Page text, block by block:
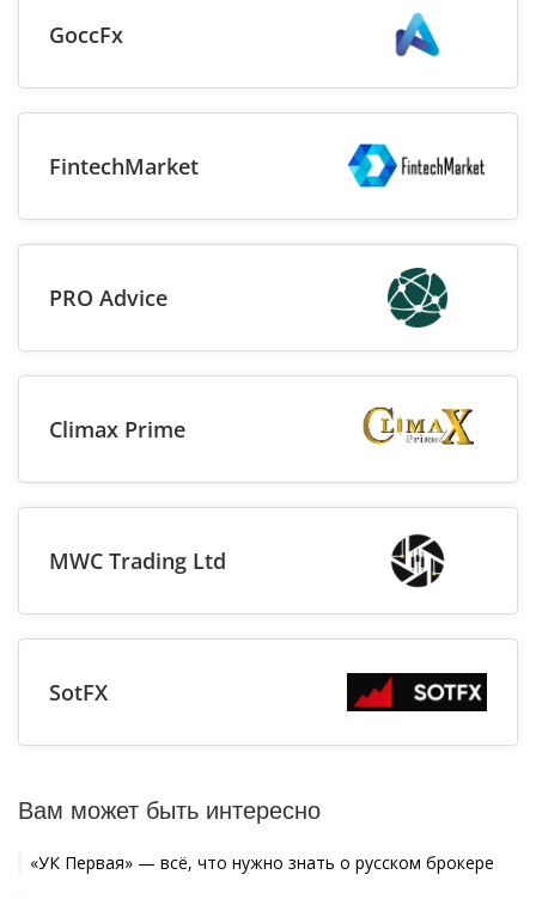
GoccFx
FintechMarket
PRO Advice
Climax Prime
MWC Trading Ltd
SotFX
Вам может быть интересно
«УК Первая» — всё, что нужно знать о русском брокере